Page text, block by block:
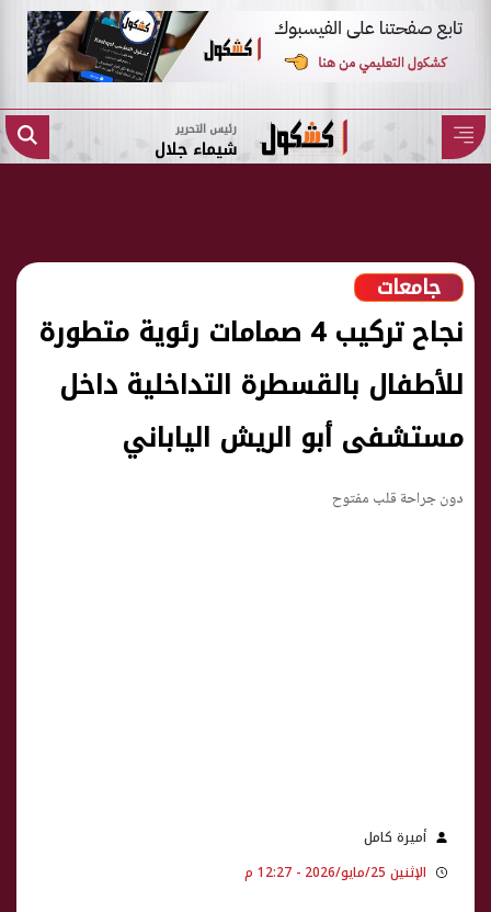
رئيس التحرير
شيماء جلال
جامعات
دون جراحة قلب مفتوح
نجاح تركيب 4 صمامات رئوية متطورة
للأطفال بالقسطرة التداخلية داخل
مستشفى أبو الريش الياباني
أميرة كامل
الإثنين 25/مايو/2026 - 12:27 م